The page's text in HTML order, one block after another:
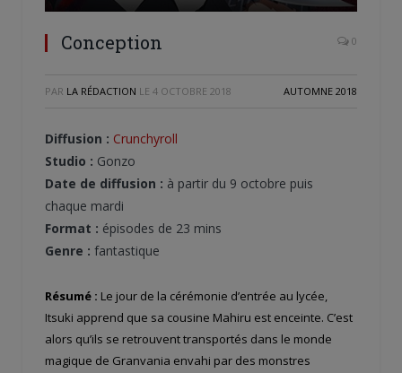
Conception 0
PAR LA RÉDACTION LE 4 OCTOBRE 2018 AUTOMNE 2018
Diffusion : Crunchyroll
Studio : Gonzo
Date de diffusion : à partir du 9 octobre puis
chaque mardi
Format : épisodes de 23 mins
Genre : fantastique
Résumé : Le jour de la cérémonie d’entrée au lycée,
Itsuki apprend que sa cousine Mahiru est enceinte. C’est
alors qu’ils se retrouvent transportés dans le monde
magique de Granvania envahi par des monstres